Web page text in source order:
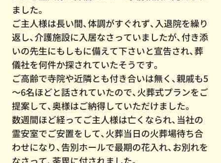
ました。
ご主人様は長い間、体調がすぐれず、入退院を繰り
返し、介護施設に入居なさっていましたが、付き添
いの先生にもしもに備えて下さいと宣告され、葬
儀社を何件か探されていたそうです。
ご高齢で寺院や近隣とも付き合いは無く、親戚も5
～6名ほどと話されていたので、火葬式プランをご
提案して、奥様はご納得していただけました。
数週間ほど経ってご主人様は亡くなられ、当社の
霊安室でご安置をして、火葬当日の火葬場待ち合
わせになり、告別ホールで最期の花入れ、お別れを